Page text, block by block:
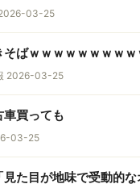
03-25
ばｗｗｗｗｗｗｗｗ
2026-03-25
車買っても
03-25
た目が地味で受動的